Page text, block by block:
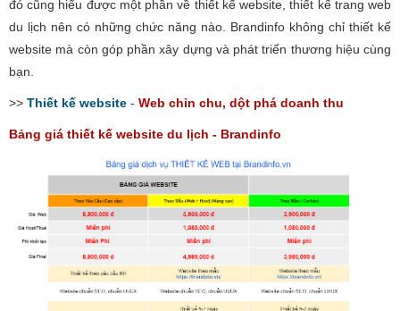
đó cũng hiểu được một phần về thiết kế website, thiết kế trang web
du lịch nên có những chức năng nào. Brandinfo không chỉ thiết kế
website mà còn góp phần xây dựng và phát triển thương hiệu cùng
bạn.
>> Thiết kế website - Web chỉn chu, dột phá doanh thu
Bảng giá thiết kế website du lịch - Brandinfo